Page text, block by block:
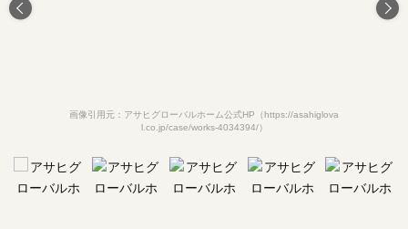
画像引用元：アサヒグローバルホーム公式HP（https://asahiglova
l.co.jp/case/works-4034394/）